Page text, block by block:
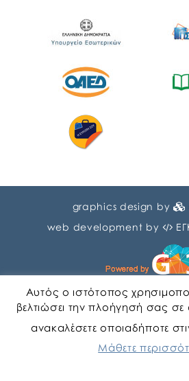
graphics design by
web development by
Αυτός ο ιστότοπος
βελτιώσει την πλοήγησή σας σε
ανακαλέσετε οποιαδήποτε
Μάθετε
Αγγλικα